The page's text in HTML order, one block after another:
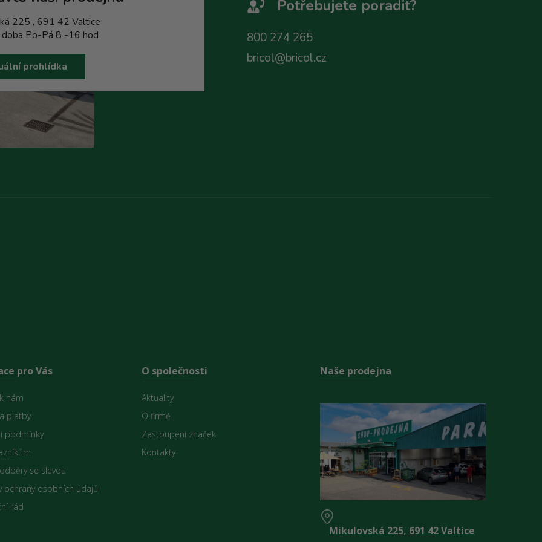
225 , 691 42 Valtice
doba Po-Pá 8 -16 hod
prohlídka
Potřebujete poradit?
800 274 265
bricol@bricol.cz
pro Vás
nám
platby
podmínky
se slevou
ochrany osobních údajů
řád
O společnosti
Aktuality
O firmě
Zastoupení značek
Kontakty
Naše prodejna
Mikulovská 225, 691 42 Valtice